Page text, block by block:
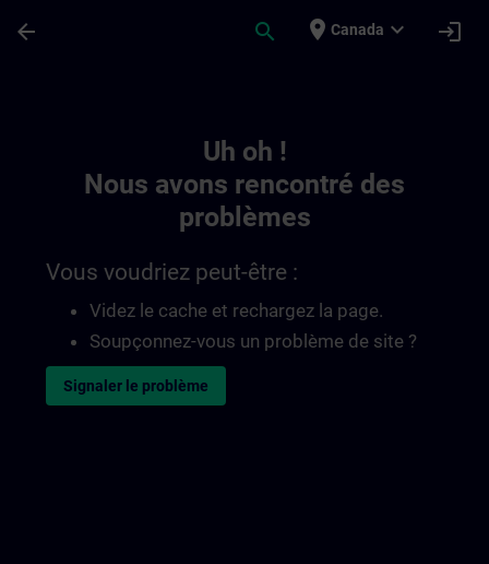
arrow_back search place Canada expand_more login
Uh oh !
Nous avons rencontré des
problèmes
Vous voudriez peut-être :
Videz le cache et rechargez la page.
Soupçonnez-vous un problème de site ?
Signaler le problème